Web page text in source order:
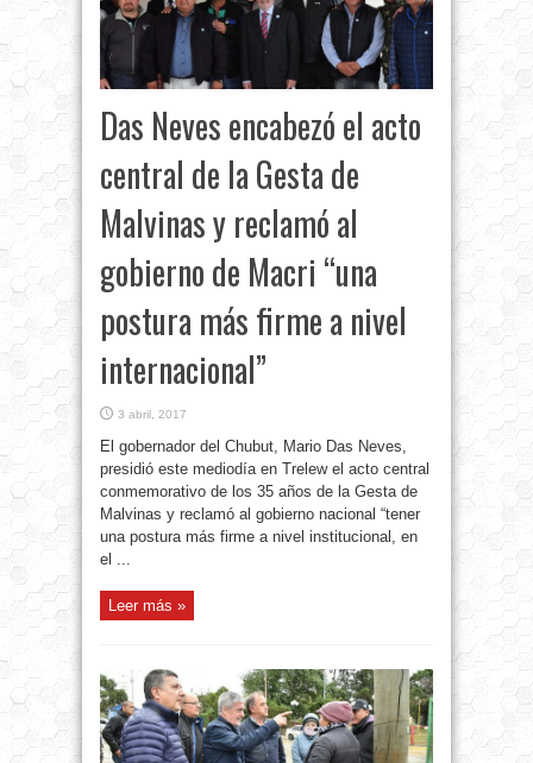
Das Neves encabezó el acto
central de la Gesta de
Malvinas y reclamó al
gobierno de Macri “una
postura más firme a nivel
internacional”
3 abril, 2017
El gobernador del Chubut, Mario Das Neves,
presidió este mediodía en Trelew el acto central
conmemorativo de los 35 años de la Gesta de
Malvinas y reclamó al gobierno nacional “tener
una postura más firme a nivel institucional, en
el ...
Leer más »